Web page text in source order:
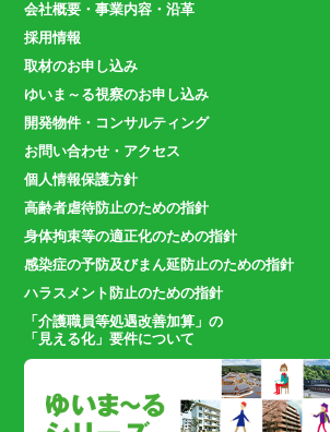
会社概要・事業内容・沿革
採用情報
取材のお申し込み
ゆいま～る視察のお申し込み
開発物件・コンサルティング
お問い合わせ・アクセス
個人情報保護方針
高齢者虐待防止のための指針
身体拘束等の適正化のための指針
感染症の予防及びまん延防止のための指針
ハラスメント防止のための指針
「介護職員等処遇改善加算」の
「見える化」要件について